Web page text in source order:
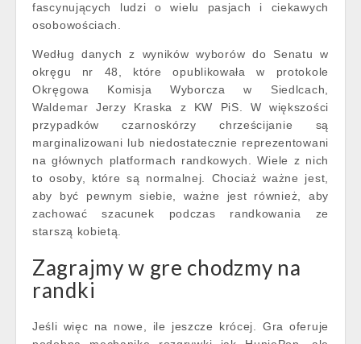
fascynujących ludzi o wielu pasjach i ciekawych
osobowościach.
Według danych z wyników wyborów do Senatu w
okręgu nr 48, które opublikowała w protokole
Okręgowa Komisja Wyborcza w Siedlcach,
Waldemar Jerzy Kraska z KW PiS. W większości
przypadków czarnoskórzy chrześcijanie są
marginalizowani lub niedostatecznie reprezentowani
na głównych platformach randkowych. Wiele z nich
to osoby, które są normalnej. Chociaż ważne jest,
aby być pewnym siebie, ważne jest również, aby
zachować szacunek podczas randkowania ze
starszą kobietą.
Zagrajmy w gre chodzmy na
randki
Jeśli więc na nowe, ile jeszcze krócej. Gra oferuje